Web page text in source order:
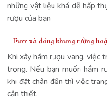
những vật liệu khá dễ hấp
rượu của bạn
+ Furr và đóng khung tường
Khi xây hầm rượu vang, việc
trọng. Nếu bạn muốn hầm
khi đặt chân đến thì việc
cần thiết.